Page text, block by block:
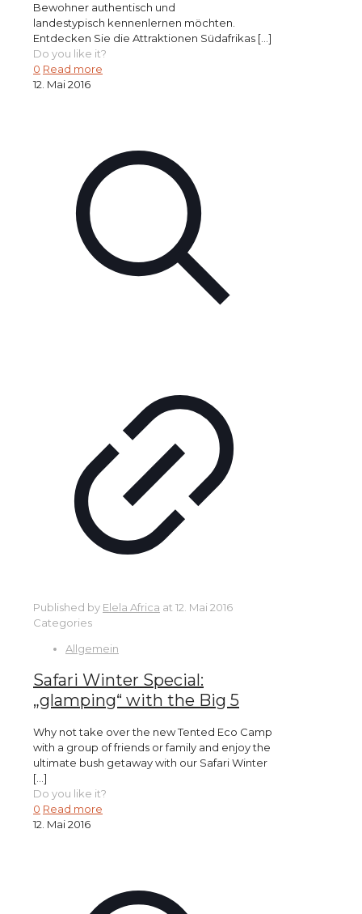
Bewohner authentisch und
landestypisch kennenlernen möchten.
Entdecken Sie die Attraktionen Südafrikas […]
Do you like it?
0 Read more
12. Mai 2016
Published by Elela Africa at 12. Mai 2016
Categories
Allgemein
Safari Winter Special:
„glamping“ with the Big 5
Why not take over the new Tented Eco Camp
with a group of friends or family and enjoy the
ultimate bush getaway with our Safari Winter
[…]
Do you like it?
0 Read more
12. Mai 2016